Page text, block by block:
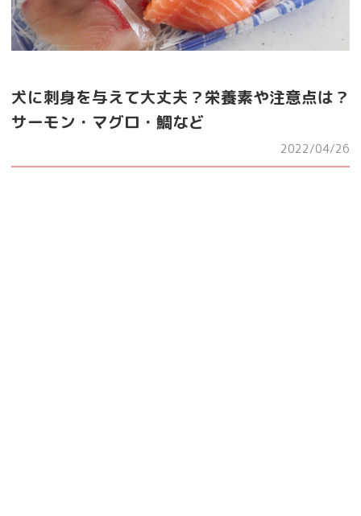
エンタメ
犬に刺身を与えて大丈夫？栄養素や注意点は？
サーモン・マグロ・鯛など
2022/04/26